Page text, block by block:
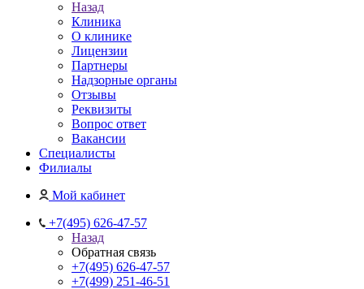
Назад
Клиника
О клинике
Лицензии
Партнеры
Надзорные органы
Отзывы
Реквизиты
Вопрос ответ
Вакансии
Специалисты
Филиалы
Мой кабинет
+7(495) 626-47-57
Назад
Обратная связь
+7(495) 626-47-57
+7(499) 251-46-51